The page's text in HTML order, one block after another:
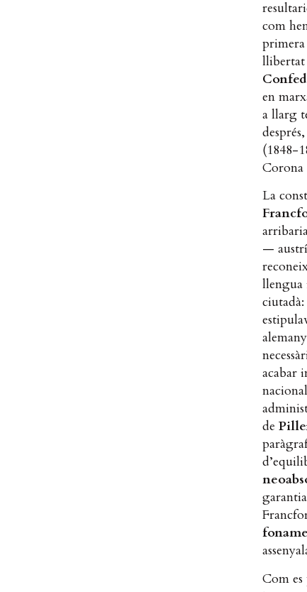
com
primera
llibertat
en
a llarg
(1848-
Corona
La
—
llengua
acabar
de
Com